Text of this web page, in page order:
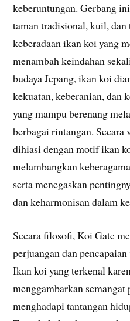
keberuntungan. Gerbang
taman tradisional, kuil,
keberadaan ikan koi yang
menambah keindahan
budaya Jepang, ikan koi
kekuatan, keberanian, dan
yang mampu berenang
berbagai rintangan. Secara
dihiasi dengan motif ikan
melambangkan
serta menegaskan
dan keharmonisan dalam
Secara filosofi, Koi Gate
perjuangan dan
Ikan koi yang terkenal
menggambarkan semangat
menghadapi tantangan